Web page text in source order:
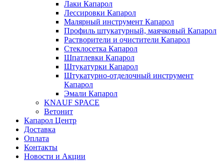
Лаки Капарол
Лессировки Капарол
Малярный инструмент Капарол
Профиль штукатурный, маячковый Капарол
Растворители и очистители Капарол
Cтеклосетка Капарол
Шпатлевки Капарол
Штукатурки Капарол
Штукатурно-отделочный инструмент
Капарол
Эмали Капарол
KNAUF SPACE
Ветонит
Капарол Центр
Доставка
Оплата
Контакты
Новости и Акции